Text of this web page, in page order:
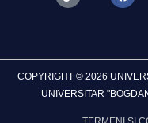
o
k
COPYRIGHT © 2026
UNIVERSITAR